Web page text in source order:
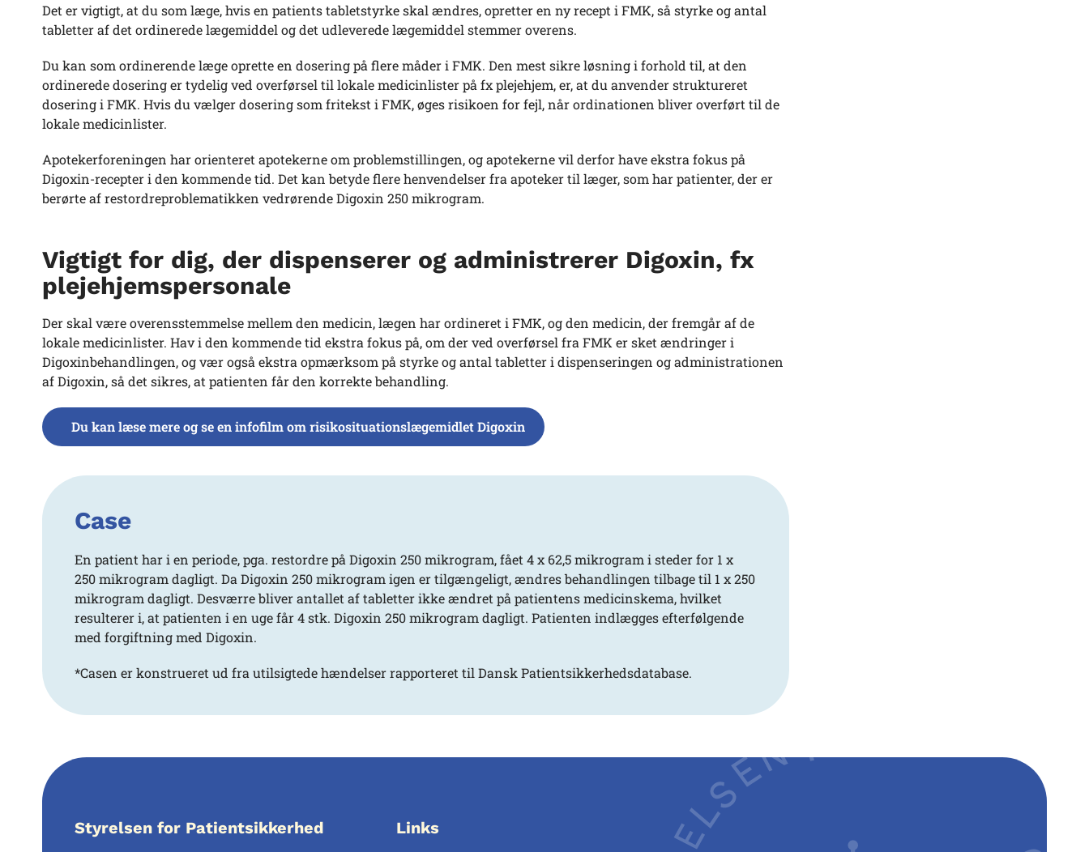
Det er vigtigt, at du som læge, hvis en patients tabletstyrke skal ændres, opretter en ny recept i FMK, så styrke og antal
tabletter af det ordinerede lægemiddel og det udleverede lægemiddel stemmer overens.
Du kan som ordinerende læge oprette en dosering på flere måder i FMK. Den mest sikre løsning i forhold til, at den
ordinerede dosering er tydelig ved overførsel til lokale medicinlister på fx plejehjem, er, at du anvender struktureret
dosering i FMK. Hvis du vælger dosering som fritekst i FMK, øges risikoen for fejl, når ordinationen bliver overført til de
lokale medicinlister.
Apotekerforeningen har orienteret apotekerne om problemstillingen, og apotekerne vil derfor have ekstra fokus på
Digoxin-recepter i den kommende tid. Det kan betyde flere henvendelser fra apoteker til læger, som har patienter, der er
berørte af restordreproblematikken vedrørende Digoxin 250 mikrogram.
Vigtigt for dig, der dispenserer og administrerer Digoxin, fx
plejehjemspersonale
Der skal være overensstemmelse mellem den medicin, lægen har ordineret i FMK, og den medicin, der fremgår af de
lokale medicinlister. Hav i den kommende tid ekstra fokus på, om der ved overførsel fra FMK er sket ændringer i
Digoxinbehandlingen, og vær også ekstra opmærksom på styrke og antal tabletter i dispenseringen og administrationen
af Digoxin, så det sikres, at patienten får den korrekte behandling.
Du kan læse mere og se en infofilm om risikosituationslægemidlet Digoxin
Case
En patient har i en periode, pga. restordre på Digoxin 250 mikrogram, fået 4 x 62,5 mikrogram i steder for 1 x
250 mikrogram dagligt. Da Digoxin 250 mikrogram igen er tilgængeligt, ændres behandlingen tilbage til 1 x 250
mikrogram dagligt. Desværre bliver antallet af tabletter ikke ændret på patientens medicinskema, hvilket
resulterer i, at patienten i en uge får 4 stk. Digoxin 250 mikrogram dagligt. Patienten indlægges efterfølgende
med forgiftning med Digoxin.
*Casen er konstrueret ud fra utilsigtede hændelser rapporteret til Dansk Patientsikkerhedsdatabase.
Styrelsen for Patientsikkerhed Links